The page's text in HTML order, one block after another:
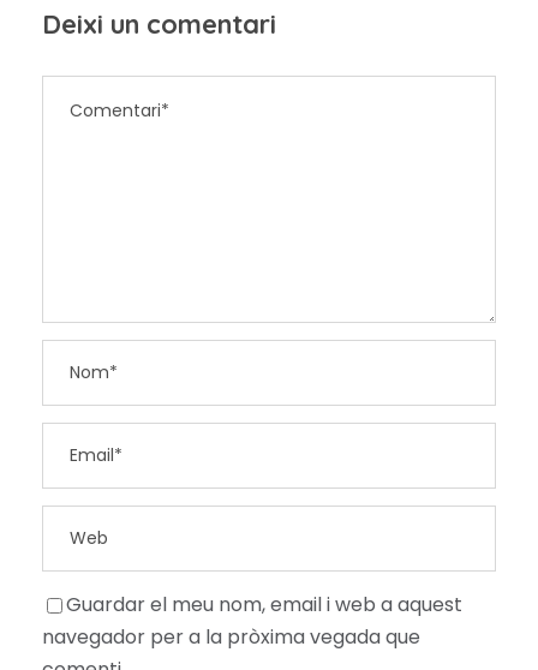
Deixi un comentari
Guardar el meu nom, email i web a aquest
navegador per a la pròxima vegada que